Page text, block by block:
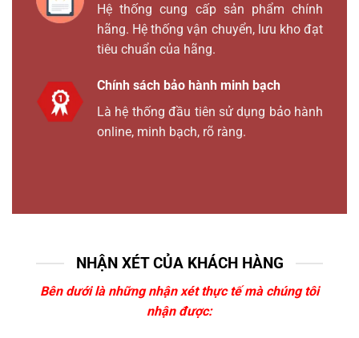
Hệ thống cung cấp sản phẩm chính
hãng. Hệ thống vận chuyển, lưu kho đạt
tiêu chuẩn của hãng.
Chính sách bảo hành minh bạch
Là hệ thống đầu tiên sử dụng bảo hành
online, minh bạch, rõ ràng.
NHẬN XÉT CỦA KHÁCH HÀNG
Bên dưới là những nhận xét thực tế mà chúng tôi
nhận được: